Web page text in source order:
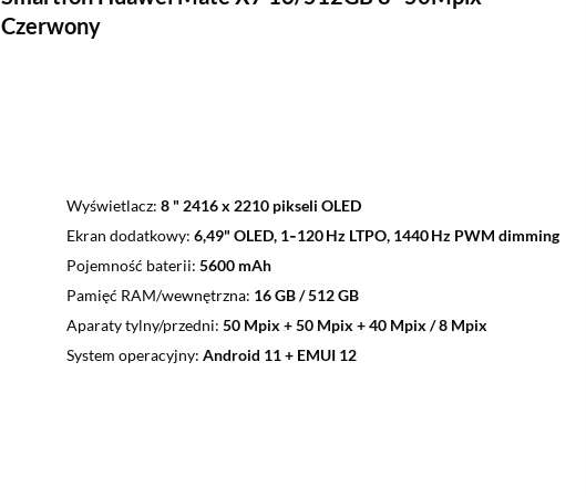
Czerwony
Wyświetlacz 8 " 2416 x 2210 pikseli OLED
Ekran dodatkowy 6,49" OLED, 1‑120 Hz LTPO, 1440 Hz PWM dimming
Pojemność baterii 5600 mAh
Pamięć RAM/wewnętrzna 16 GB / 512 GB
Aparaty tylny/przedni 50 Mpix + 50 Mpix + 40 Mpix / 8 Mpix
System operacyjny Android 11 + EMUI 12